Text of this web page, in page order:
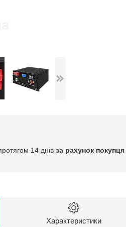
14 днів за рахунок покупця
Характеристики